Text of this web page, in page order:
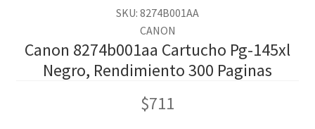
SKU: 8274B001AA
CANON
Canon 8274b001aa Cartucho Pg-145xl
Negro, Rendimiento 300 Paginas
$711